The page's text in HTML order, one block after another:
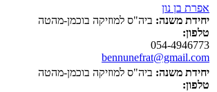
אפרת בן נון
יחידת משנה: ביה"ס למוזיקה בוכמן-מהטה
טלפון:
054-4946773
bennunefrat@gmail.com
יחידת משנה: ביה"ס למוזיקה בוכמן-מהטה
טלפון: